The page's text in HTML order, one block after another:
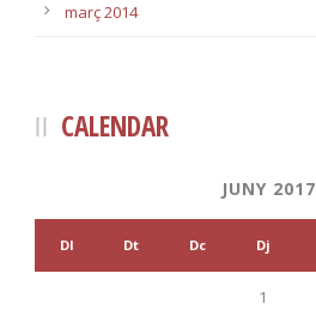
març 2014
CALENDAR
JUNY 2017
Dl Dt Dc Dj
1